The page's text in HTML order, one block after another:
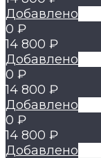
Добавлено
0 ₽
14 800 ₽
Добавлено
0 ₽
14 800 ₽
Добавлено
0 ₽
14 800 ₽
Добавлено